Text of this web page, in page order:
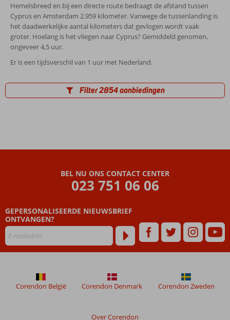
Hemelsbreed en bij een directe route bedraagt de afstand tussen
Cyprus en Amsterdam 2.959 kilometer. Vanwege de tussenlanding is
het daadwerkelijke aantal kilometers dat gevlogen wordt vaak
groter. Hoelang is het vliegen naar Cyprus? Gemiddeld genomen,
ongeveer 4,5 uur.
Er is een tijdsverschil van 1 uur met Nederland.
Filter 2854 aanbiedingen
BEL NU ONS CONTACT CENTER
023 751 06 06
GEPERSONALISEERDE NIEUWSBRIEF
ONTVANGEN?
Over Corendon
Corendon België Corendon Denmark Corendon Zweden